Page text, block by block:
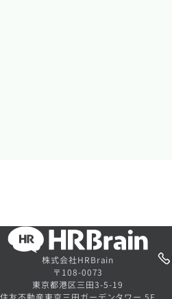
株式会社HRBrain
〒108-0073
東京都港区三田3-5-19